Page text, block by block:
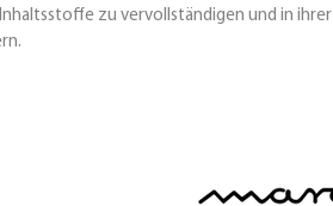
zu vervollständigen und in ihrer